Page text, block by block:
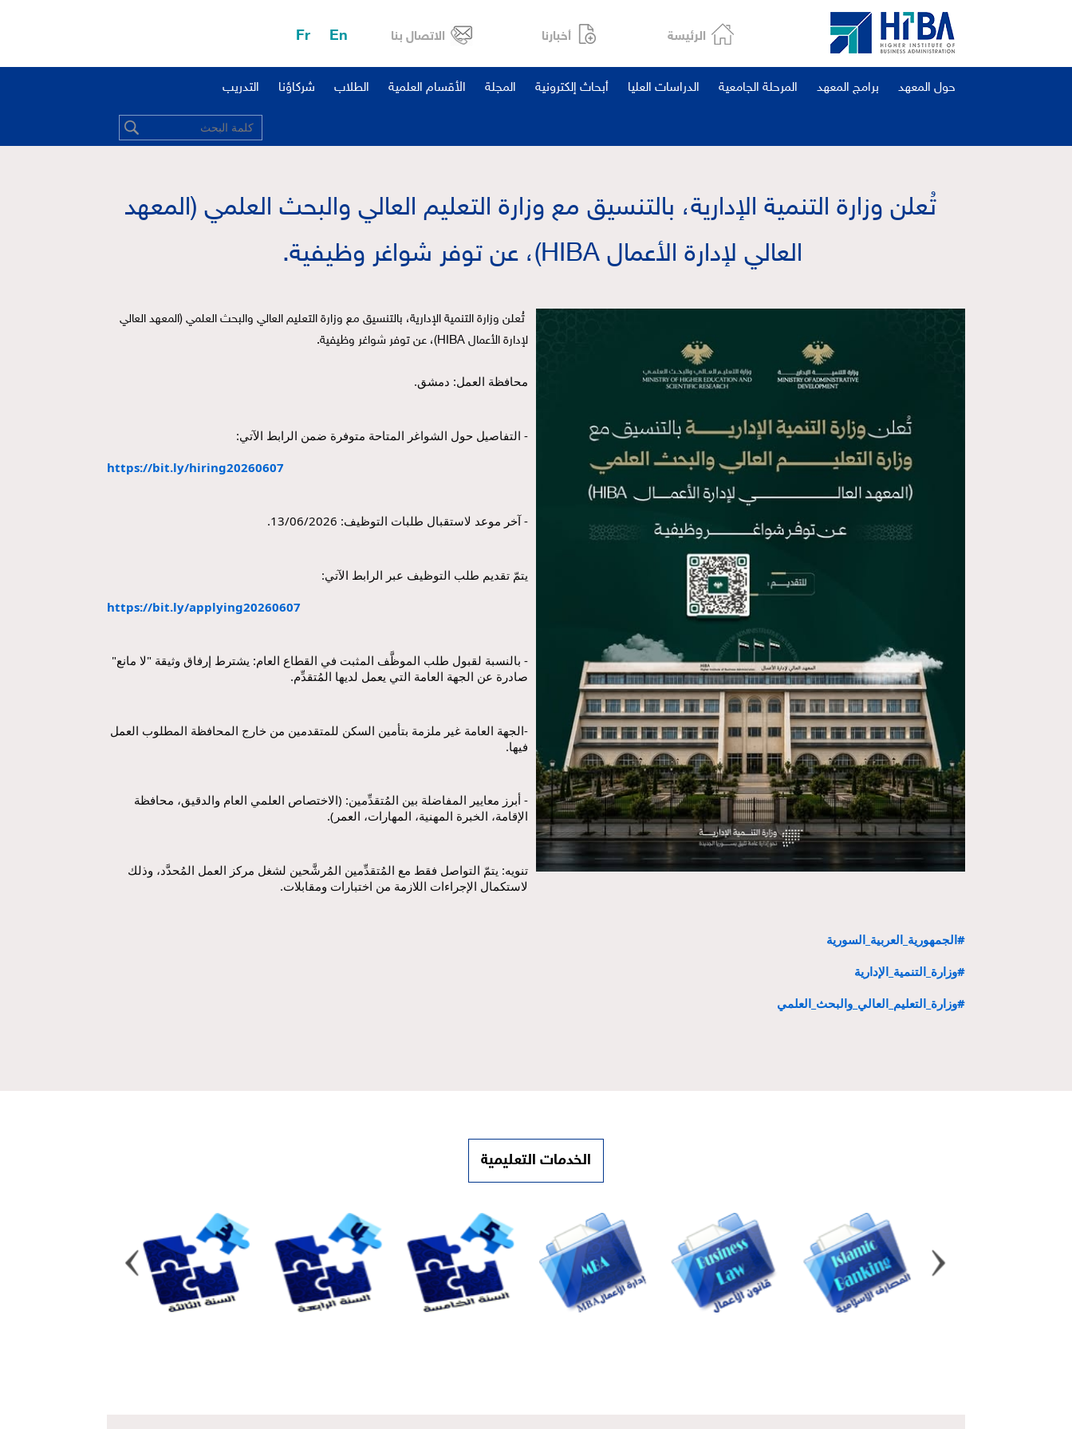
الرئيسة أخبارنا الاتصال بنا En
Fr
حول المعهد برامج المعهد المرحلة الجامعية الدراسات العليا أبحاث إلكترونية المجلة الأقسام العلمية الطلاب شركاؤنا التدريب
تُعلن وزارة التنمية الإدارية، بالتنسيق مع وزارة التعليم العالي والبحث العلمي (المعهد
العالي لإدارة الأعمال HIBA)، عن توفر شواغر وظيفية.
لإدارة الأعمال HIBA)، عن توفر شواغر وظيفية.
محافظة العمل: دمشق.
- التفاصيل حول الشواغر المتاحة متوفرة ضمن الرابط الآتي:
https://bit.ly/hiring20260607
- آخر موعد لاستقبال طلبات التوظيف: 13/06/2026.
يتمّ تقديم طلب التوظيف عبر الرابط الآتي:
https://bit.ly/applying20260607
صادرة عن الجهة العامة التي يعمل لديها المُتقدِّم.
فيها.
الإقامة، الخبرة المهنية، المهارات، العمر).
لاستكمال الإجراءات اللازمة من اختبارات ومقابلات.
#الجمهورية_العربية_السورية
#وزارة_التنمية_الإدارية
#وزارة_التعليم_العالي_والبحث_العلمي
الخدمات التعليمية